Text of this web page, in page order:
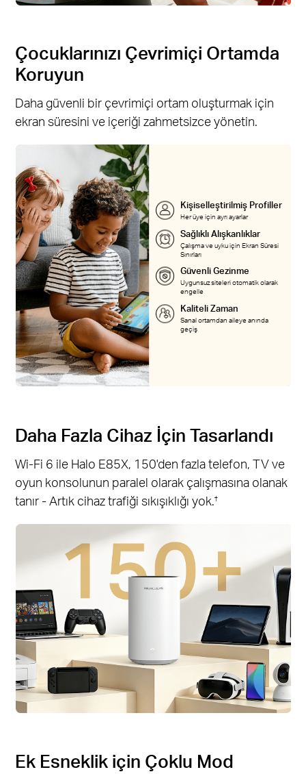
Çocuklarınızı Çevrimiçi Ortamda
Koruyun
Daha güvenli bir çevrimiçi ortam oluşturmak için
ekran süresini ve içeriği zahmetsizce yönetin.
Kişiselleştirilmiş Profiller
Her üye için ayrı ayarlar
Sağlıklı Alışkanlıklar
Çalışma ve uyku için Ekran Süresi
Sınırları
Güvenli Gezinme
Uygunsuz siteleri otomatik olarak
engelle
Kaliteli Zaman
Sanal ortamdan aileye anında
geçiş
Daha Fazla Cihaz İçin Tasarlandı
Wi-Fi 6 ile Halo E85X, 150'den fazla telefon, TV ve
oyun konsolunun paralel olarak çalışmasına olanak
tanır - Artık cihaz trafiği sıkışıklığı yok.†
Ek Esneklik için Çoklu Mod